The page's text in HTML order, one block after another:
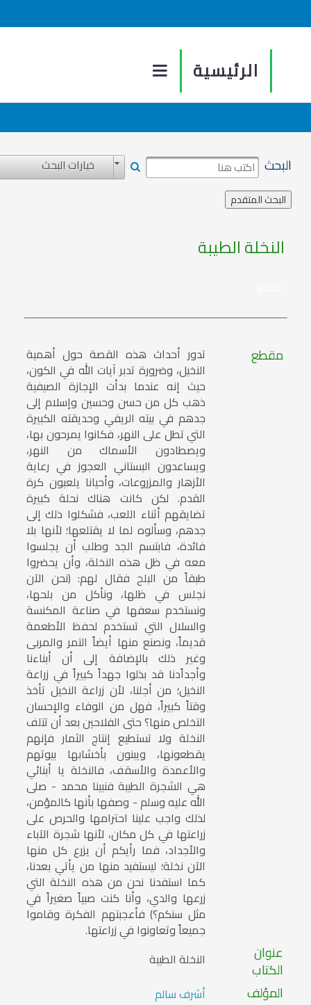
الرئيسية
البحث خيارات البحث
النخلة الطيبة
مقطع تدور أحداث هذه القصة حول أهمية
النخيل، وضرورة تدبر آيات الله في الكون،
حيث إنه عندما بدأت الإجازة الصيفية
ذهب كل من حسن وحسين وإسلام إلى
جدهم في بيته الريفي وحديقته الكبيرة
التي تطل على النهر، فكانوا يمرحون بها،
ويصطادون الأسماك من النهر،
ويساعدون البستاني العجوز في رعاية
الأزهار والمزروعات، وأحيانا يلعبون كرة
القدم. لكن كانت هناك نحلة كبيرة
تضايقهم أثناء اللعب، فشكلوا ذلك إلى
جدهم، وسألوه لما لا يقتلعها؛ لأنها بلا
فائدة، فابتسم الجد وطلب أن يجلسوا
معه في ظل هذه النخلة، وأن يحضروا
طبقاً من البلح فقال لهم: (نحن الآن
نجلس في ظلها، ونأكل من بلحها،
ونستخدم سعفها في صناعة المكنسة
والسلال التي تستخدم لحفظ الأطعمة
قديماً، ونصنع منها أيضاً التمر والمربى
وغير ذلك بالإضافة إلى أن أبناءنا
وأجداًدنا قد بذلوا جهداً كبيراً في زراعة
النخيل؛ من أجلنا، لأن زراعة النخيل تأخذ
وقتاً كبيراً، فهل من الوفاء والإحسان
التخلص منها؟ حتى الفلاحين بعد أن تتلف
النخلة ولا تستطيع إنتاج الثمار فإنهم
يقطعونها، ويبنون بأخشابها بيوتهم
والأعمدة والأسقف، فالنخلة يا أبنائي
هي الشجرة الطيبة فنبينا محمد - صلى
الله عليه وسلم - وصفها بأنها كالمؤمن،
لذلك واجب علينا احترامها والحرص على
زراعتها في كل مكان، لأنها شجرة الآباء
والأجداد، فما رأيكم أن يزرع كل منها
الآن نخلة؛ ليستفيد منها من يأتي بعدنا،
كما استفدنا نحن من هذه النخلة التي
زرعها والدي، وأنا كنت صبياً صغيراً في
مثل سنكم؟) فأعجبتهم الفكرة وقاموا
جميعاً وتعاونوا في زراعتها.
عنوان
الكتاب النخلة الطيبة
المؤلف أشرف سالم